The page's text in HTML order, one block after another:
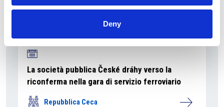
Deny
La società pubblica České dráhy verso la
riconferma nella gara di servizio ferroviario
Repubblica Ceca